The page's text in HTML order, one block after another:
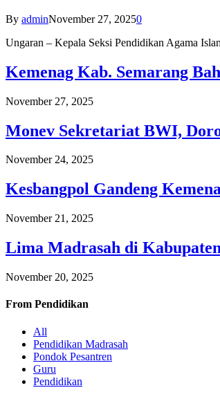
By adminNovember 27, 20250
Ungaran – Kepala Seksi Pendidikan Agama
Kemenag Kab. Semarang
November 27, 2025
Monev Sekretariat BWI,
November 24, 2025
Kesbangpol Gandeng
November 21, 2025
Lima Madrasah di
November 20, 2025
From Pendidikan
All
Pendidikan Madrasah
Pondok Pesantren
Guru
Pendidikan